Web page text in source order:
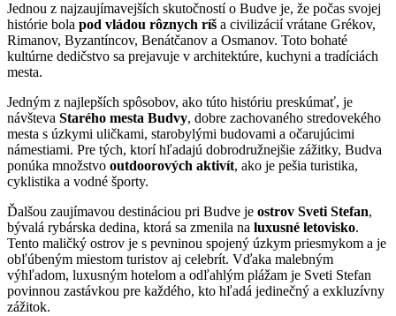
Jednou z najzaujímavejších skutočností o Budve je, že počas svojej
histórie bola pod vládou rôznych ríš a civilizácií vrátane Grékov,
Rimanov, Byzantíncov, Benátčanov a Osmanov. Toto bohaté
kultúrne dedičstvo sa prejavuje v architektúre, kuchyni a tradíciách
mesta.
Jedným z najlepších spôsobov, ako túto históriu preskúmať, je
návšteva Starého mesta Budvy, dobre zachovaného stredovekého
mesta s úzkymi uličkami, starobylými budovami a očarujúcimi
námestiami. Pre tých, ktorí hľadajú dobrodružnejšie zážitky, Budva
ponúka množstvo outdoorových aktivít, ako je pešia turistika,
cyklistika a vodné športy.
Ďalšou zaujímavou destináciou pri Budve je ostrov Sveti Stefan,
bývalá rybárska dedina, ktorá sa zmenila na luxusné letovisko.
Tento maličký ostrov je s pevninou spojený úzkym priesmykom a je
obľúbeným miestom turistov aj celebrít. Vďaka malebným
výhľadom, luxusným hotelom a odľahlým plážam je Sveti Stefan
povinnou zastávkou pre každého, kto hľadá jedinečný a exkluzívny
zážitok.